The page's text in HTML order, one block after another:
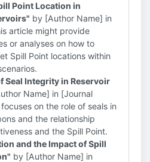
Point Location in
by [Author Name] in
article might provide
or analyses on how to
Spill Point locations within
Seal Integrity in Reservoir
Name] in [Journal
on the role of seals in
and the relationship
and the Spill Point.
and the Impact of Spill
by [Author Name] in